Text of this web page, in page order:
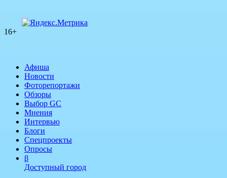
16+
Афиша
Новости
Фоторепортажи
Обзоры
Выбор GC
Мнения
Интервью
Блоги
Спецпроекты
Опросы
β
Доступный город